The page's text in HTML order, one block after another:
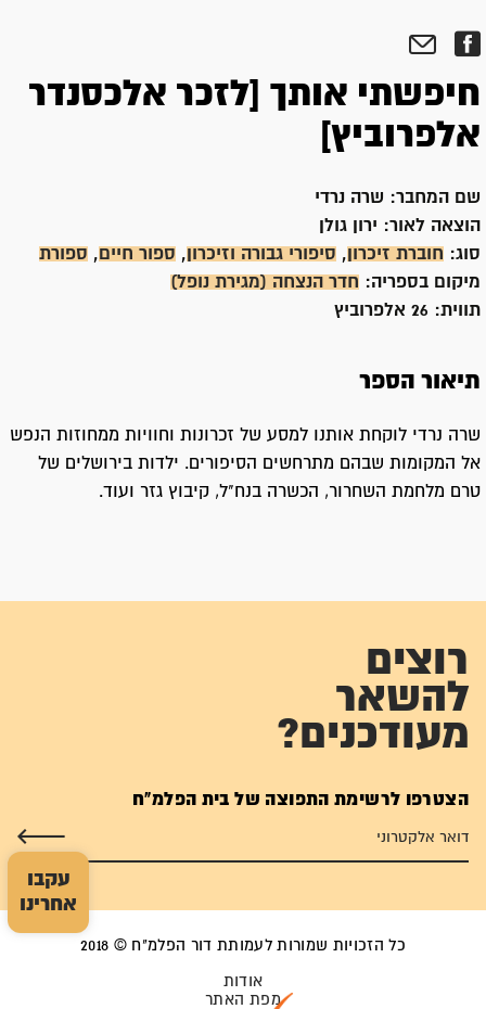
עקבו
אחרינו
חיפשתי אותך [לזכר אלכסנדר
אלפרוביץ]
שם המחבר: שרה נרדי
הוצאה לאור: ירון גולן
סוג: חוברת זיכרון , סיפורי גבורה וזיכרון , ספור חיים , ספורת
מיקום בספריה: חדר הנצחה (מגירת נופל)
תווית: 26 אלפרוביץ
תיאור הספר
שרה נרדי לוקחת אותנו למסע של זכרונות וחוויות ממחוזות הנפש
אל המקומות שבהם מתרחשים הסיפורים. ילדות בירושלים של
טרם מלחמת השחרור, הכשרה בנח"ל, קיבוץ גזר ועוד.
רוצים
להשאר
מעודכנים?
הצטרפו לרשימת התפוצה של בית הפלמ"ח
כל הזכויות שמורות לעמותת דור הפלמ"ח © 2018
אודות
מפת האתר